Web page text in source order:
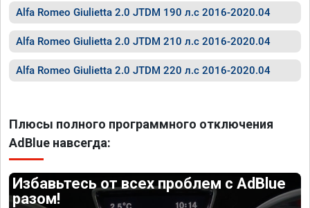
Alfa Romeo Giulietta 2.0 JTDM 190 л.с 2016-2020.04
Alfa Romeo Giulietta 2.0 JTDM 210 л.с 2016-2020.04
Alfa Romeo Giulietta 2.0 JTDM 220 л.с 2016-2020.04
Плюсы полного программного отключения
AdBlue навсегда:
Избавьтесь от всех проблем с AdBlue
разом!